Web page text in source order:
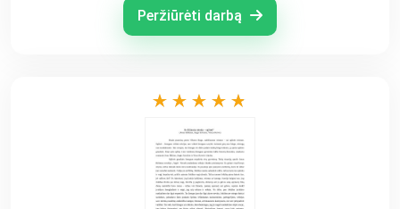
Peržiūrėti darbą